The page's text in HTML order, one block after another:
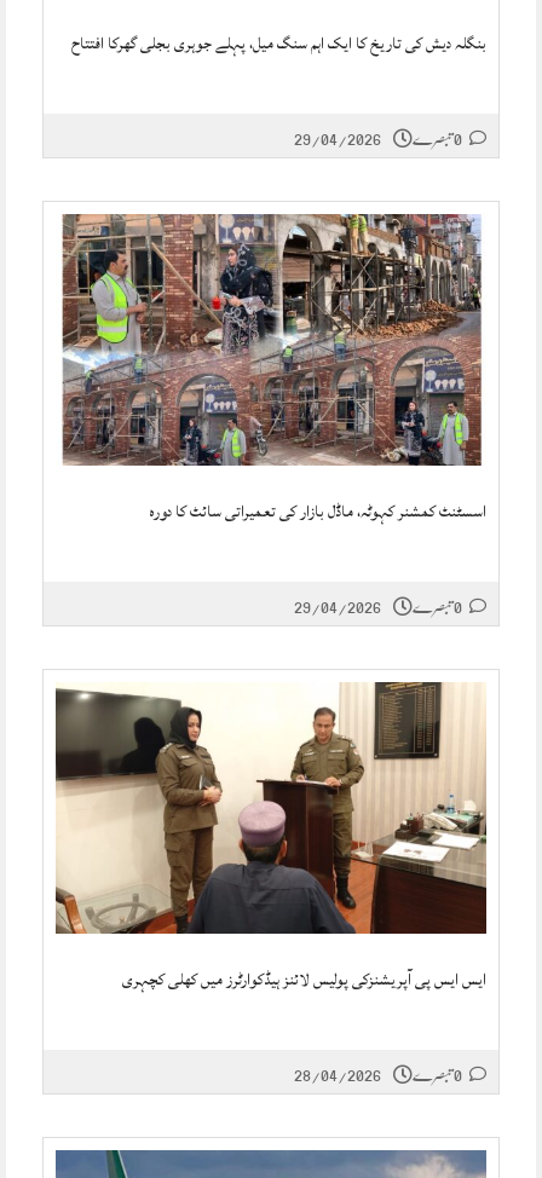
بنگلہ دیش کی تاریخ کا ایک اہم سنگ میل، پہلے جوہری بجلی گھرکا افتتاح
29/04/2026
اسسٹنٹ کمشنر کہوٹہ، ماڈل بازار کی تعمیراتی سائٹ کا دورہ
29/04/2026
ایس ایس پی آپریشنزکی پولیس لائنز ہیڈکوارٹرز میں کھلی کچہری
28/04/2026